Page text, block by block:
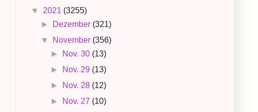
▼ 2021 (3255)
►
Dezember (321)
▼
November (356)
► Nov. 30 (13)
► Nov. 29 (13)
► Nov. 28 (12)
► Nov. 27 (10)